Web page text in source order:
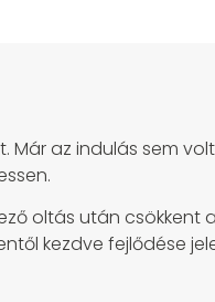
az indulás sem
oltás után csökkent
kezdve fejlődése